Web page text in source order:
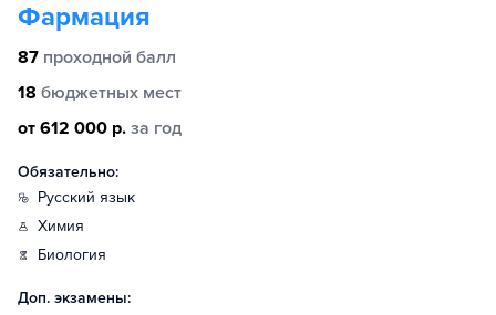
Фармация
87 проходной балл
18 бюджетных мест
от 612 000 р. за год
Обязательно:
русский язык
химия
биология
Доп. экзамены: